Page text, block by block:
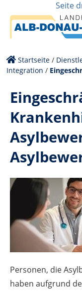
Seite
Startseite /
Integration /
Personen, die
haben aufgrund